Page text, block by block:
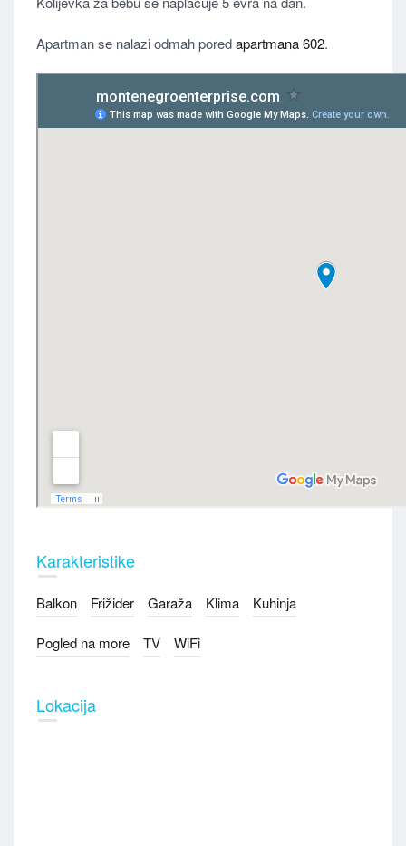
Apartman se nalazi odmah poredapartmana 602.
Karakteristike
Balkon Frižider Garaža Klima Kuhinja
Pogled na more TV WiFi
Lokacija